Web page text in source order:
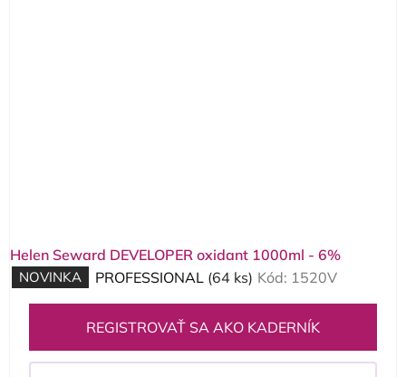
Helen Seward DEVELOPER oxidant 1000ml - 6%
NOVINKA PROFESSIONAL (64 ks) Kód: 1520V
REGISTROVAŤ SA AKO KADERNÍK